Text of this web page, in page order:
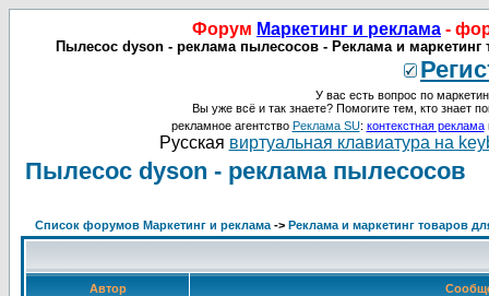
Форум Маркетинг и реклама -
Пылесос dyson - реклама пылесосов - Реклама и
У вас есть вопрос по
Вы уже всё и так знаете? Помогите тем, кто знает
рекламное агентство Реклама SU: контекстная реклама
Русская виртуальная клавиатура на
Пылесос dyson - реклама пылесосов
Список форумов Маркетинг и реклама -> Реклама и маркетинг товаров
Автор